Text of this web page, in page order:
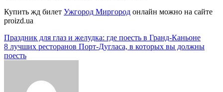
Купить жд билет Ужгород Миргород онлайн можно на сайте
proizd.ua
Навигация
по
Праздник для глаз и желудка: где поесть в Гранд-Каньоне
8 лучших ресторанов Порт-Дугласа, в которых вы должны
поесть